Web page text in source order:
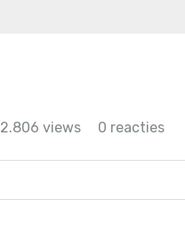
2.806 views 0 reacties